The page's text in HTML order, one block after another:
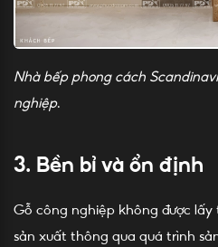
Nhà bếp phong cách
nghiệp.
3. Bền bỉ và ổn định
Gỗ công nghiệp không được
sản xuất thông qua quá trình